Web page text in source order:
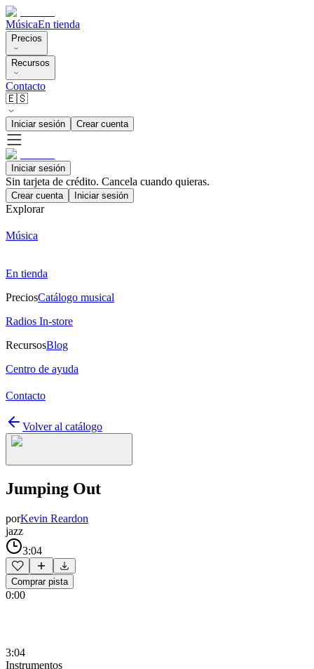
MúsicaEn tienda
Precios
Recursos
Contacto
🇪🇸
Iniciar sesión Crear cuenta
Iniciar sesión
Sin tarjeta de crédito. Cancela cuando quieras.
Crear cuenta Iniciar sesión
Explorar
Música
En tienda
PreciosCatálogo musical
Radios In-store
RecursosBlog
Centro de ayuda
Contacto
Volver al catálogo
Jumping Out
porKevin Reardon
jazz
3:04
Comprar pista
0:00
3:04
Instrumentos